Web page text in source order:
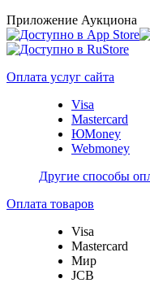
Приложение Аукциона
Оплата услуг сайта
Visa
Mastercard
ЮMoney
Webmoney
Другие способы
Оплата товаров
Visa
Mastercard
Мир
JCB